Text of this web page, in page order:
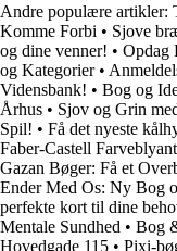
Andre populære artikler:
Komme Forbi • Sjove
og dine venner! • Opdag
og Kategorier•
Vidensbank! • Bog og
Århus • Sjov og Grin
Spil! • Få det nyeste
Faber-Castell
Gazan Bøger: Få et
Ender Med Os: Ny Bog
perfekte kort til dine
Mentale Sundhed • Bog
Hovedgade 115 • Pixi-